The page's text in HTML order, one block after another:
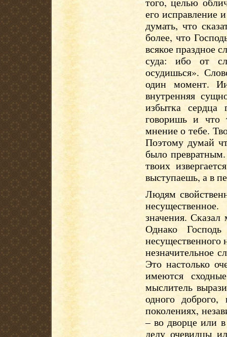
его исправление
думать, что
более, что
всякое праздное
суда: ибо от
осудишься».
один момент.
внутренняя
избытка
говоришь и что
мнение о тебе.
Поэтому думай
было
твоих
выступаешь, а в
Людям
значения.
Однако
несущественного
незначительное
Это настолько
имеются
мыслитель
одного
поколениях,
– во дворце или
делу очевидцы